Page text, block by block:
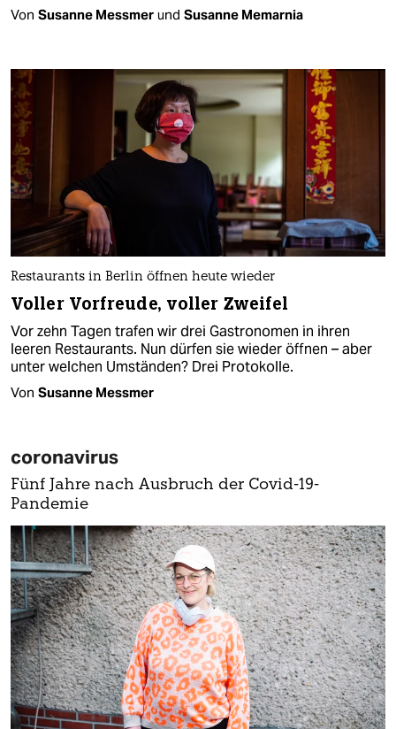
Von Susanne Messmer und Susanne Memarnia
Restaurants in Berlin öffnen heute wieder
Voller Vorfreude, voller Zweifel
Vor zehn Tagen trafen wir drei Gastronomen in ihren
leeren Restaurants. Nun dürfen sie wieder öffnen – aber
unter welchen Umständen? Drei Protokolle.
Von Susanne Messmer
coronavirus
Fünf Jahre nach Ausbruch der Covid-19-
Pandemie